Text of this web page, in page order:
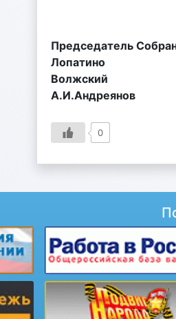
Председатель
Лопатино
А.И.Андреянов
0